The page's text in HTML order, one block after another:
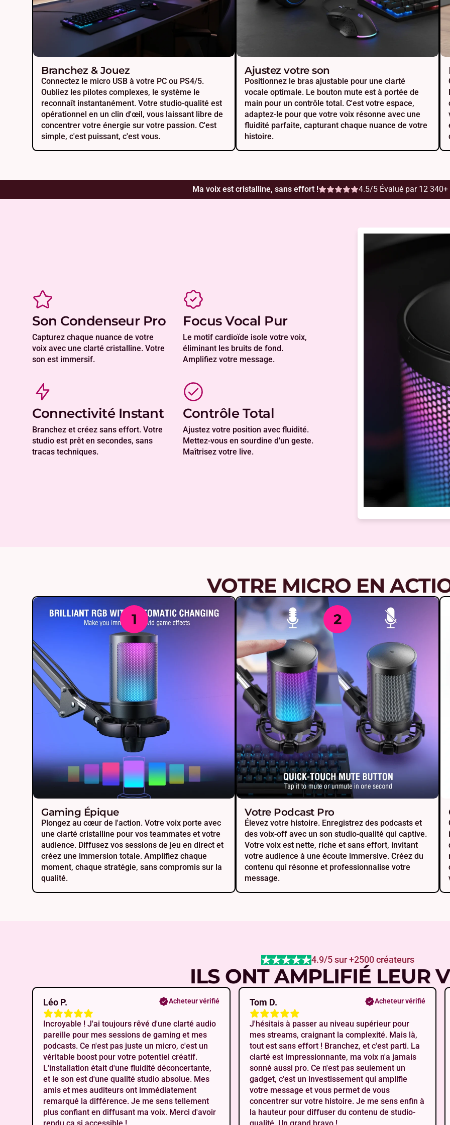
Branchez & Jouez
Connectez le micro USB à votre PC ou PS4/5.
Oubliez les pilotes complexes, le système le
reconnaît instantanément. Votre studio-qualité est
opérationnel en un clin d'œil, vous laissant libre de
concentrer votre énergie sur votre passion. C'est
simple, c'est puissant, c'est vous.
Ajustez votre son
Positionnez le bras ajustable pour une clarté
vocale optimale. Le bouton mute est à portée de
main pour un contrôle total. C'est votre espace,
adaptez-le pour que votre voix résonne avec une
fluidité parfaite, capturant chaque nuance de votre
histoire.
Ma voix est cristalline, sans effort ! 4.5/5 Évalué par 12 340+
Son Condenseur Pro
Capturez chaque nuance de votre
voix avec une clarté cristalline. Votre
son est immersif.
Focus Vocal Pur
Le motif cardioïde isole votre voix,
éliminant les bruits de fond.
Amplifiez votre message.
Connectivité Instant
Branchez et créez sans effort. Votre
studio est prêt en secondes, sans
tracas techniques.
Contrôle Total
Ajustez votre position avec fluidité.
Mettez-vous en sourdine d'un geste.
Maîtrisez votre live.
VOTRE MICRO EN
1
Gaming Épique
Plongez au cœur de l'action. Votre voix porte avec
une clarté cristalline pour vos teammates et votre
audience. Diffusez vos sessions de jeu en direct et
créez une immersion totale. Amplifiez chaque
moment, chaque stratégie, sans compromis sur la
qualité.
2
Votre Podcast Pro
Élevez votre histoire. Enregistrez des podcasts et
des voix-off avec un son studio-qualité qui captive.
Votre voix est nette, riche et sans effort, invitant
votre audience à une écoute immersive. Créez du
contenu qui résonne et professionnalise votre
message.
4.9/5 sur +2500 créateurs
ILS ONT AMPLIFIÉ LEUR
Léo P. Acheteur vérifié
Incroyable ! J'ai toujours rêvé d'une clarté audio
pareille pour mes sessions de gaming et mes
podcasts. Ce n'est pas juste un micro, c'est un
véritable boost pour votre potentiel créatif.
L'installation était d'une fluidité déconcertante,
et le son est d'une qualité studio absolue. Mes
amis et mes auditeurs ont immédiatement
remarqué la différence. Je me sens tellement
plus confiant en diffusant ma voix. Merci d'avoir
Tom D. Acheteur vérifié
J'hésitais à passer au niveau supérieur pour
mes streams, craignant la complexité. Mais là,
tout est sans effort ! Branchez, et c'est parti. La
clarté est impressionnante, ma voix n'a jamais
sonné aussi pro. Ce n'est pas seulement un
gadget, c'est un investissement qui amplifie
votre message et vous permet de vous
concentrer sur votre histoire. Je me sens enfin à
la hauteur pour diffuser du contenu de studio-